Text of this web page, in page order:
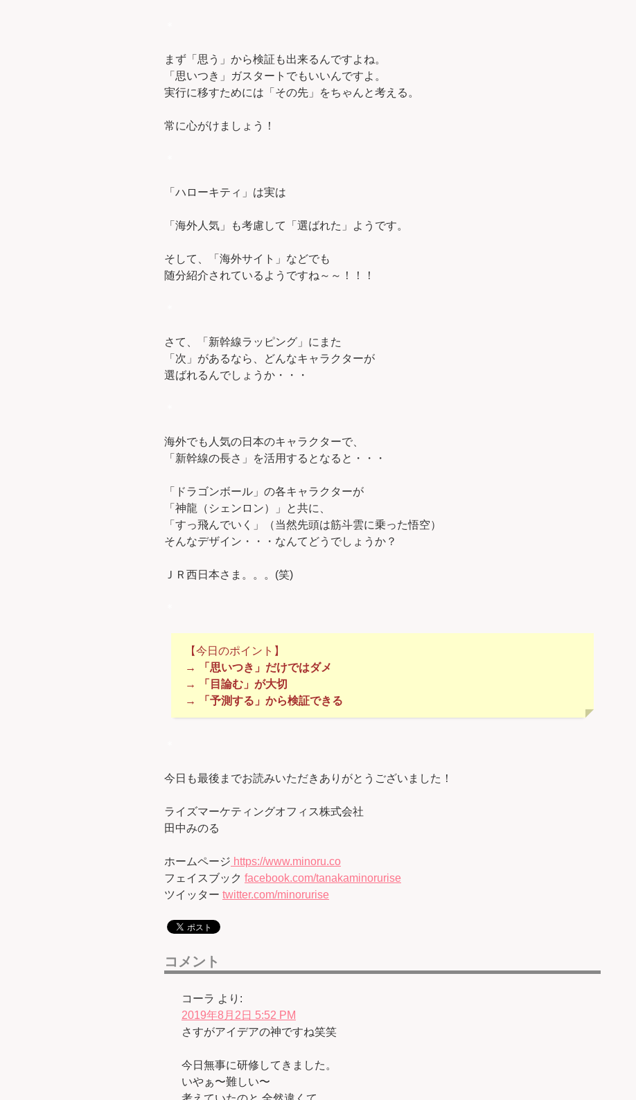
まず「思う」から検証も出来るんですよね。
「思いつき」ガスタートでもいいんですよ。
実行に移すためには「その先」をちゃんと考える。
常に心がけましょう！
「ハローキティ」は実は
「海外人気」も考慮して「選ばれた」ようです。
そして、「海外サイト」などでも
随分紹介されているようですね～～！！！
さて、「新幹線ラッピング」にまた
「次」があるなら、どんなキャラクターが
選ばれるんでしょうか・・・
海外でも人気の日本のキャラクターで、
「新幹線の長さ」を活用するとなると・・・
「ドラゴンボール」の各キャラクターが
「神龍（シェンロン）」と共に、
「すっ飛んでいく」（当然先頭は筋斗雲に乗った悟空）
そんなデザイン・・・なんてどうでしょうか？
ＪＲ西日本さま。。。(笑)
【今日のポイント】
→ 「思いつき」だけではダメ
→ 「目論む」が大切
→ 「予測する」から検証できる
今日も最後までお読みいただきありがとうございました！
ライズマーケティングオフィス株式会社
田中みのる
ホームページ https://www.minoru.co
フェイスブック facebook.com/tanakaminorurise
ツイッター twitter.com/minorurise
コメント
コーラ より:
2019年8月2日 5:52 PM
さすがアイデアの神ですね笑笑
今日無事に研修してきました。
いやぁ〜難しい〜